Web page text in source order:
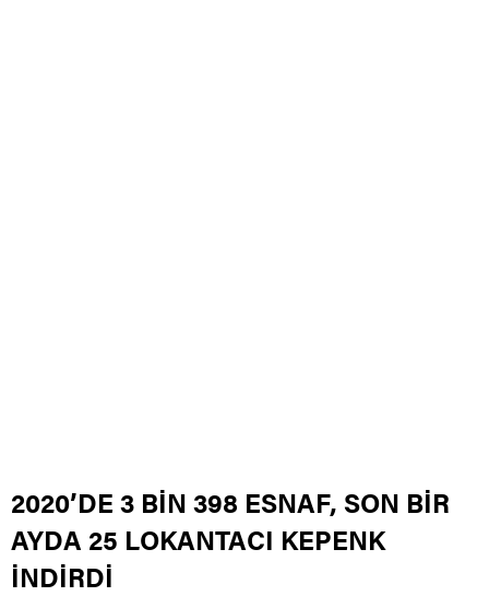
2020’DE 3 BİN 398 ESNAF, SON BİR
AYDA 25 LOKANTACI KEPENK
İNDİRDİ